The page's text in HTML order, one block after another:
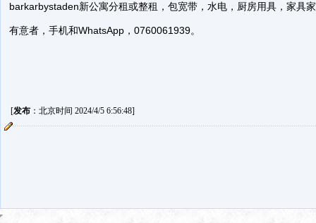
barkarbystaden新公寓分租或整租，包宽带，水电，厨房用具，家具
有意者，手机和WhatsApp，0760061939。
[发布：北京时间 2024/4/5 6:56:48]